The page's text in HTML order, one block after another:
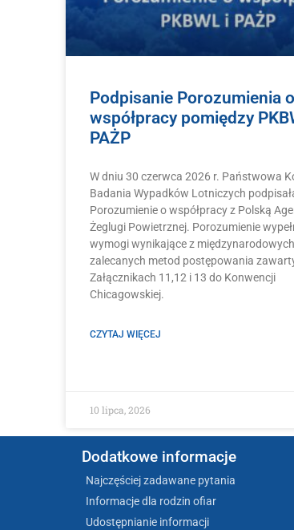
Podpisanie Porozumienia o
współpracy pomiędzy
PAŻP
W dniu 30 czerwca 2026 r. Państwowa
Badania Wypadków Lotniczych
Porozumienie o współpracy z Polską
Żeglugi Powietrznej. Porozumienie
wymogi wynikające z
zalecanych metod postępowania
Załącznikach 11,12 i 13 do Konwencji
Chicagowskiej.
CZYTAJ WIĘCEJ
10 lipca, 2026
Dodatkowe informacje
Najczęściej zadawane pytania
Informacje dla rodzin ofiar
Udostępnianie informacji